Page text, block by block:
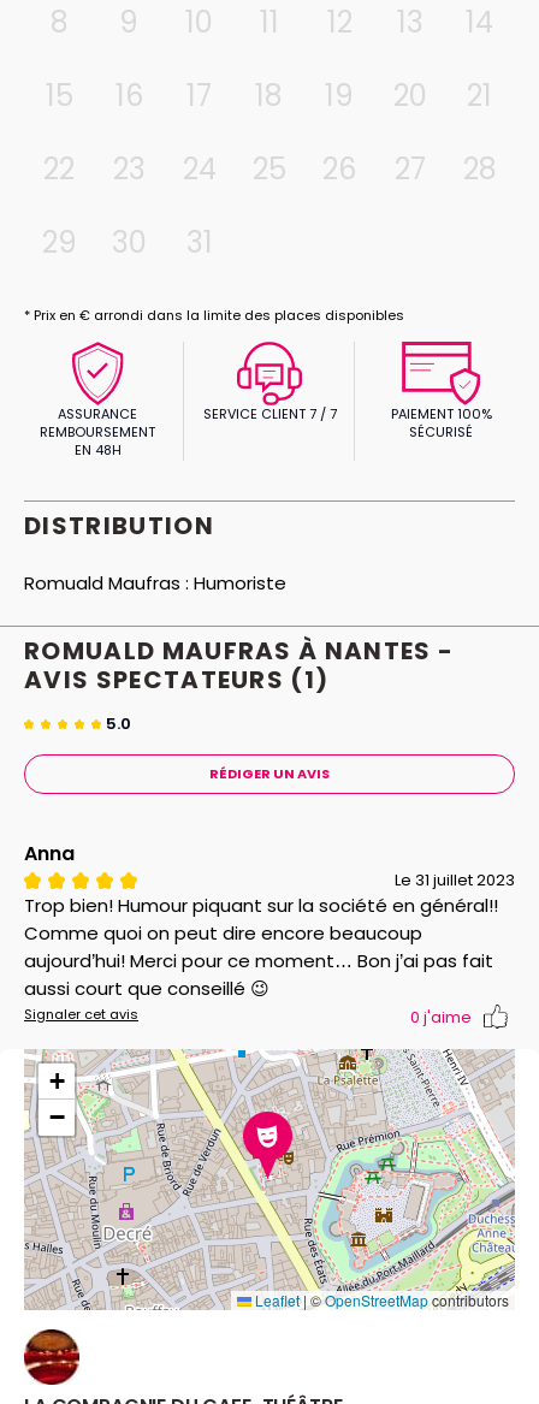
8 9 10 11 12 13
14
15
16 17 18 19 20
21
22
23 24 25 26 27
28
29
30 31
* Prix en € arrondi dans la limite des places disponibles
ASSURANCE
REMBOURSEMENT
EN 48H
SERVICE CLIENT 7 / 7
PAIEMENT 100%
SÉCURISÉ
DISTRIBUTION
Romuald Maufras : Humoriste
ROMUALD MAUFRAS À NANTES -
AVIS SPECTATEURS (1)
5.0
RÉDIGER UN AVIS
Anna
Le 31 juillet 2023
Trop bien! Humour piquant sur la société en général!!
Comme quoi on peut dire encore beaucoup
aujourd’hui! Merci pour ce moment… Bon j’ai pas fait
aussi court que conseillé 😉
Signaler cet avis 0 j'aime
+
−
Leaflet | ©OpenStreetMapcontributors